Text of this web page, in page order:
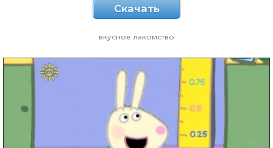
Скачать
вкусное лакомство